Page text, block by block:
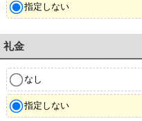
指定しない
礼金
なし
指定しない